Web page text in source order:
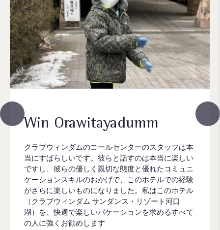
Win Orawitayadumm
クラブウィンダムのコールセンターのスタッフは本
当にすばらしいです。彼らと話すのは本当に楽しい
ですし、彼らの優しく親切な態度と優れたコミュニ
ケーションスキルのおかげで、このホテルでの経験
がさらに楽しいものになりました。私はこのホテル
（クラブウィンダム サンダンス・リゾート河口
湖）を、快適で楽しいバケーションを求めるすべて
の人に強くお勧めします